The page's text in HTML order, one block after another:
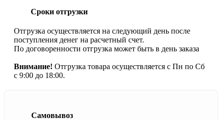
Сроки отгрузки
Отгрузка осуществляется на следующий день после
поступления денег на расчетный счет.
По договоренности отгрузка может быть в день заказа
Внимание! Отгрузка товара осуществляется с Пн по Сб
с 9:00 до 18:00.
Самовывоз